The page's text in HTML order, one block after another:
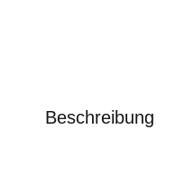
Beschreibung